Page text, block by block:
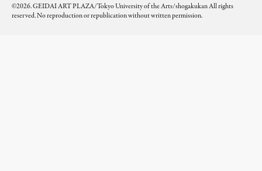
©2026. GEIDAI ART PLAZA/Tokyo University of the Arts/shogakukan All rights
reserved. No reproduction or republication without written permission.